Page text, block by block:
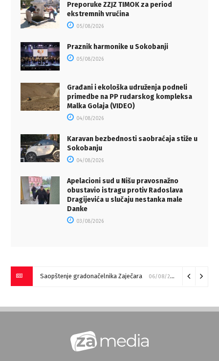
Preporuke ZZJZ TIMOK za period
ekstremnih vrućina
05/08/2026
Praznik harmonike u Sokobanji
05/08/2026
Građani i ekološka udruženja podneli
primedbe na PP rudarskog kompleksa
Malka Golaja (VIDEO)
04/08/2026
Karavan bezbednosti saobraćaja stiže u
Sokobanju
04/08/2026
Apelacioni sud u Nišu pravosnažno
obustavio istragu protiv Radoslava
Dragijevića u slučaju nestanka male
Danke
03/08/2026
Saopštenje gradonačelnika Zaječara 06/08/2026